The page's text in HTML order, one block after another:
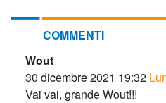
COMMENTI
Wout
30 dicembre 2021 19:32
Vai vai, grande Wout!!!